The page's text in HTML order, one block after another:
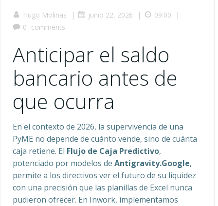
Hugo Molinas | junio 22, 2026 | 09:00 |
0 comments
Anticipar el saldo
bancario antes de
que ocurra
En el contexto de 2026, la supervivencia de una
PyME no depende de cuánto vende, sino de cuánta
caja retiene. El Flujo de Caja Predictivo,
potenciado por modelos de Antigravity.Google,
permite a los directivos ver el futuro de su liquidez
con una precisión que las planillas de Excel nunca
pudieron ofrecer. En Inwork, implementamos